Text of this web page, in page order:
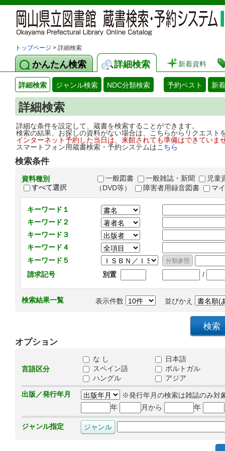
トップページ > 詳細検索
かんたん検索 詳細検索 新着資料
詳細検索 ジャンル検索 NDC分類検索 予約ベスト 新
詳細検索
詳細な条件を設定して、蔵書を検索することができます。
検索の結果、お探しの資料がない場合は、こちらからリクエス
インターネット予約した当日は、来館されても準備はできてい
スマートフォン用蔵書検索・予約システムはこちら
検索条件
資料種別
すべて選択
一般図書 一般雑誌・新聞
児童
（DVD等）
障害者用録音図書 マ
キーワード１
キーワード２
キーワード３
キーワード４
キーワード５
請求記号
別置 /
検索結果一覧 表示件数 並びかえ
オプション
言語区分
な し
日本語
スペイン語
ポルトガル
ハングル
アジア
出版／発行年月
※発行年月の検索は雑誌のみ対
年
月から 年
ジャンル指定